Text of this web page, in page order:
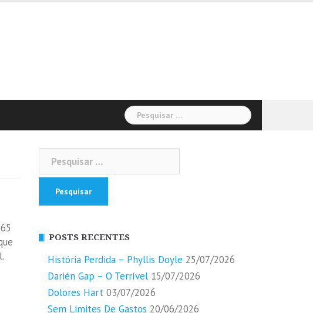
Pesquisar
por:
por:
POSTS RECENTES
História Perdida – Phyllis Doyle 25/07/2026
Darién Gap – O Terrível 15/07/2026
Dolores Hart 03/07/2026
Sem Limites De Gastos 20/06/2026